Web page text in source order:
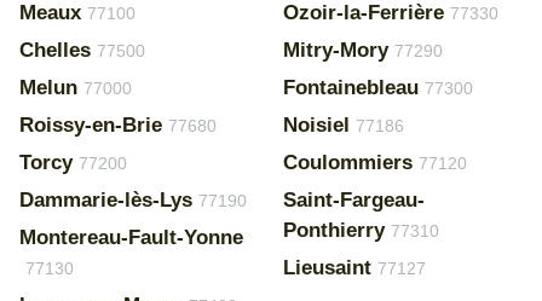
Meaux 77100
Chelles 77500
Melun 77000
Roissy-en-Brie 77680
Torcy 77200
Dammarie-lès-Lys 77190
Montereau-Fault-Yonne
77130
Ozoir-la-Ferrière 77330
Mitry-Mory 77290
Fontainebleau 77300
Noisiel 77186
Coulommiers 77120
Saint-Fargeau-
Ponthierry 77310
Lieusaint 77127